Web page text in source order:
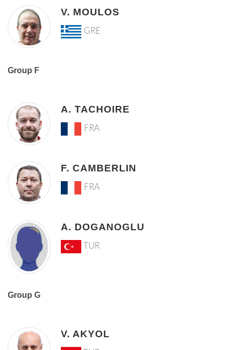
V. MOULOS
GRE
Group F
A. TACHOIRE
FRA
F. CAMBERLIN
FRA
A. DOGANOGLU
TUR
Group G
V. AKYOL